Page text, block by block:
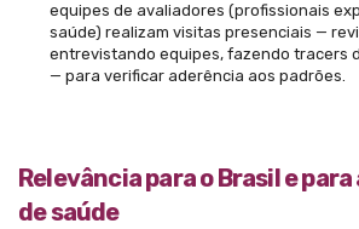
equipes de avaliadores (profissionais
saúde) realizam visitas presenciais —
entrevistando equipes, fazendo tracers
— para verificar aderência aos padrões.
Relevância para o Brasil e
de saúde